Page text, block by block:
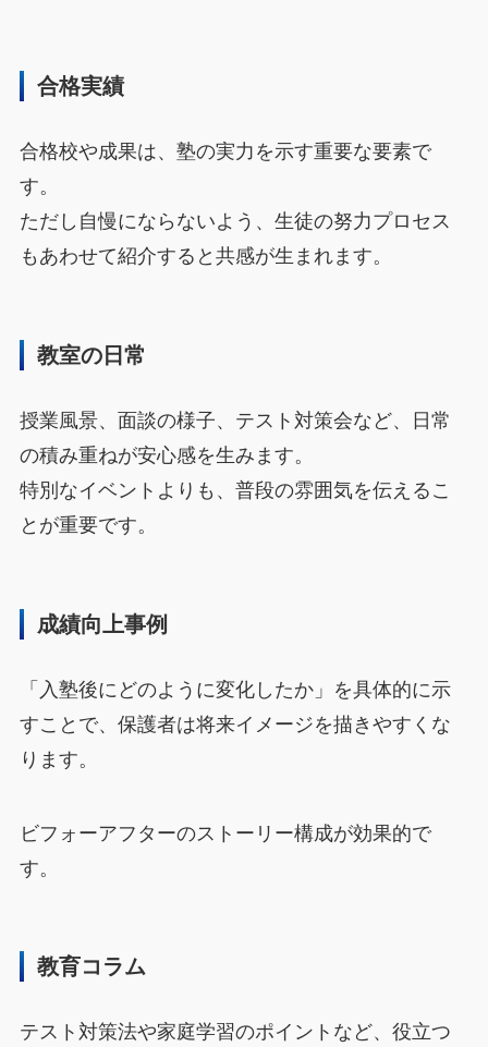
合格実績
合格校や成果は、塾の実力を示す重要な要素で
す。
ただし自慢にならないよう、生徒の努力プロセス
もあわせて紹介すると共感が生まれます。
教室の日常
授業風景、面談の様子、テスト対策会など、日常
の積み重ねが安心感を生みます。
特別なイベントよりも、普段の雰囲気を伝えるこ
とが重要です。
成績向上事例
「入塾後にどのように変化したか」を具体的に示
すことで、保護者は将来イメージを描きやすくな
ります。
ビフォーアフターのストーリー構成が効果的で
す。
教育コラム
テスト対策法や家庭学習のポイントなど、役立つ